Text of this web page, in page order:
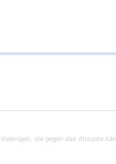
die gegen das Absurde